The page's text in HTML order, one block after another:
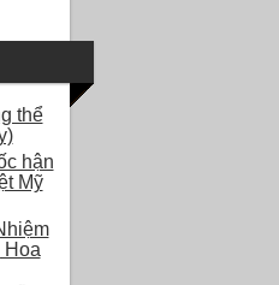
thể
hận
Mỹ
Hoa